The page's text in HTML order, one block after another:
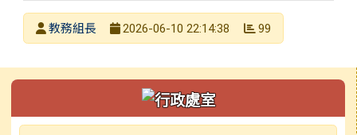
發布者
教務組長
2026-06-10 22:14:38 99
左邊區域內容